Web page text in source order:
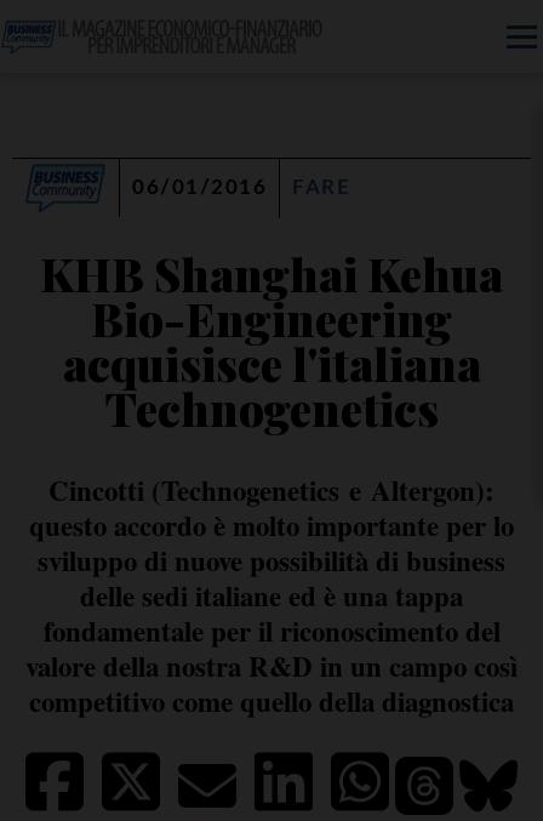
06/01/2016 FARE
KHB Shanghai Kehua
Bio-Engineering
acquisisce l'italiana
Technogenetics
Cincotti (Technogenetics e Altergon):
questo accordo è molto importante per lo
sviluppo di nuove possibilità di business
delle sedi italiane ed è una tappa
fondamentale per il riconoscimento del
valore della nostra R&D in un campo così
competitivo come quello della diagnostica